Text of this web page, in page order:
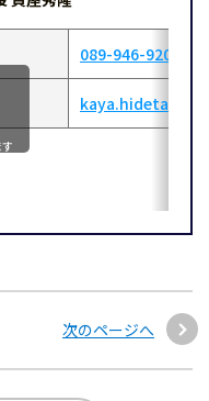
089-946-9206
次のページへ